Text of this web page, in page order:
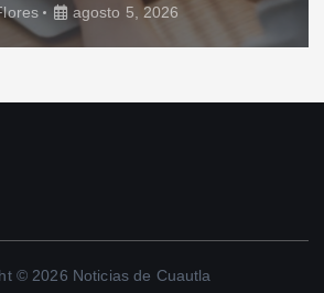
agosto 5, 2026
© 2026 Noticias de Cuautla